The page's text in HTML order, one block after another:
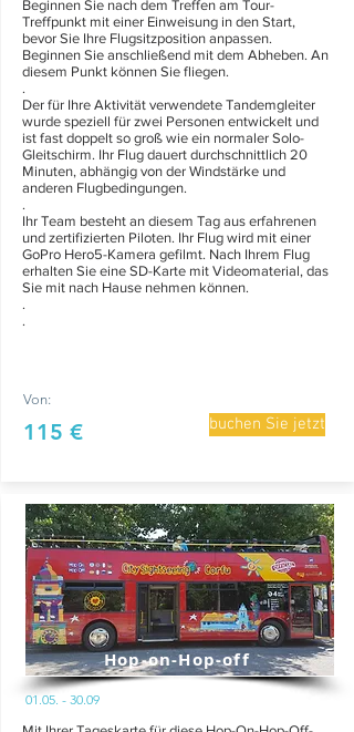
Beginnen Sie nach dem Treffen am Tour-
Treffpunkt mit einer Einweisung in den Start,
bevor Sie Ihre Flugsitzposition anpassen.
Beginnen Sie anschließend mit dem Abheben. An
diesem Punkt können Sie fliegen.
.
Der für Ihre Aktivität verwendete Tandemgleiter
wurde speziell für zwei Personen entwickelt und
ist fast doppelt so groß wie ein normaler Solo-
Gleitschirm. Ihr Flug dauert durchschnittlich 20
Minuten, abhängig von der Windstärke und
anderen Flugbedingungen.
.
Ihr Team besteht an diesem Tag aus erfahrenen
und zertifizierten Piloten. Ihr Flug wird mit einer
GoPro Hero5-Kamera gefilmt. Nach Ihrem Flug
erhalten Sie eine SD-Karte mit Videomaterial, das
Sie mit nach Hause nehmen können.
.
.
Von:
115 € buchen Sie jetzt
Hop-on-Hop-off
01.05. - 30.09